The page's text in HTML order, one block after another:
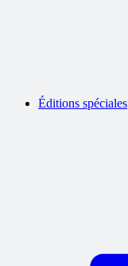
Éditions spéciales